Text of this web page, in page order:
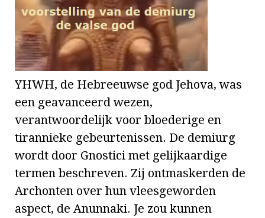
YHWH, de Hebreeuwse god Jehova, was
een geavanceerd wezen,
verantwoordelijk voor bloederige en
tirannieke gebeurtenissen. De demiurg
wordt door Gnostici met gelijkaardige
termen beschreven. Zij ontmaskerden de
Archonten over hun vleesgeworden
aspect, de Anunnaki. Je zou kunnen